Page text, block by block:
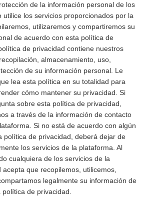
de la información personal de los
utilice los servicios proporcionados por la
utilizaremos y compartiremos su
de acuerdo con esta política de
de privacidad contiene nuestros
almacenamiento, uso,
de su información personal. Le
lea esta política en su totalidad para
cómo mantener su privacidad. Si
sobre esta política de privacidad,
a través de la información de contacto
Si no está de acuerdo con algún
política de privacidad, deberá dejar de
los servicios de la plataforma. Al
cualquiera de los servicios de la
que recopilemos, utilicemos,
legalmente su información de
de privacidad.